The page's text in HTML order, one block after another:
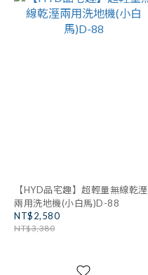
【HYD品宅趣】超輕量無線乾溼
兩用洗地機(小白馬)D-88
NT$2,580
NT$3,380